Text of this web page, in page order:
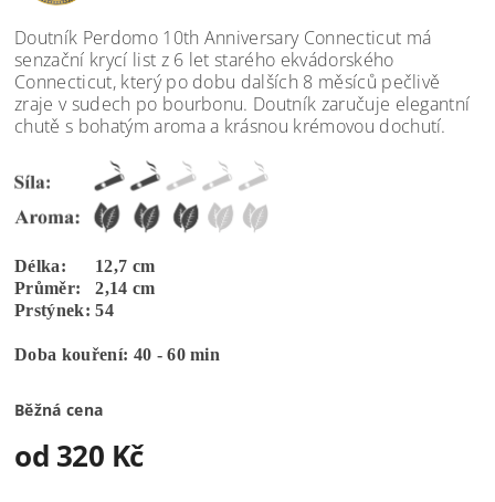
Doutník Perdomo 10th Anniversary Connecticut má
senzační krycí list z 6 let starého ekvádorského
Connecticut, který po dobu dalších 8 měsíců pečlivě
zraje v sudech po bourbonu. Doutník zaručuje elegantní
chutě s bohatým aroma a krásnou krémovou dochutí.
Délka: 12,7 cm
Průměr: 2,14 cm
Prstýnek: 54
Doba kouření: 40 - 60 min
Běžná cena
od 320 Kč